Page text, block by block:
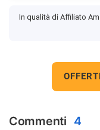
In qualità di Affiliato
Commenti 4